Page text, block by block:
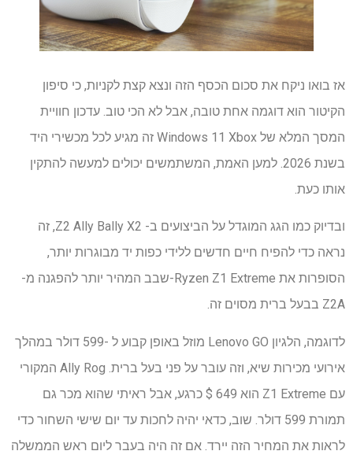
אז בואו ניקח את סכום הכסף הזה ונצא קצת לקניות, כי סיפון
הקיטור הוא דוגמה אחת טובה, אבל לא הכי טוב. עדכון חוויית
המסך המלא של Windows 11 Xbox זה מגיע לכל מכשירי היד
בשנת 2026. למען האמת, המשתמשים יכולים למעשה להתקין
אותו כעת.
ובדיוק כמו הגג המוגדל על הביצועים ב- Z2 Ally Bally X2, זה
נראה כדי להפיח חיים חדשים ללידי כפות יד מבוגרות יותר,
הסופרות את Ryzen Z1 Extreme-שבב המהיר יותר להפגנה מ-
Z2A בבעל ברית מסוים זה.
לדוגמה, הלגיון Lenovo GO מוזל באופן קבוע ל -599 דולר במהלך
אירועי מכירות שיא, וזה עובר על פני בעל ברית. Ally Rog המקורי
עם Z1 Extreme הוא 649 $ כרגע, אבל ראיתי שהוא מכר גם
תמורת 599 דולר. שוב, כדאי יהיה לחכות עד יום שישי השחור כדי
לראות את המחיר הזה יירד. אם זה היה בעבר ליום ראש הממשלה